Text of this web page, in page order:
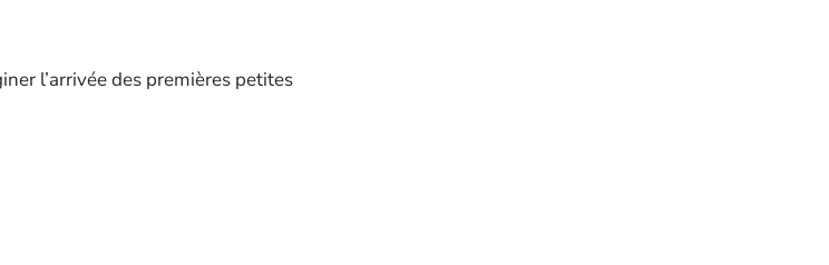
l’arrivée des premières petites